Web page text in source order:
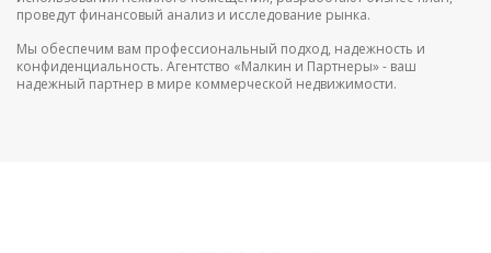
проведут финансовый анализ и исследование рынка.
Мы обеспечим вам профессиональный подход, надежность и
конфиденциальность. Агентство «Малкин и Партнеры» - ваш
надежный партнер в мире коммерческой недвижимости.